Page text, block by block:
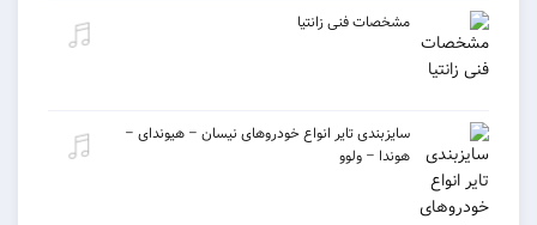
مشخصات فنی زانتیا
سایزبندی تایر انواع خودروهای نیسان – هیوندای –
هوندا – ولوو